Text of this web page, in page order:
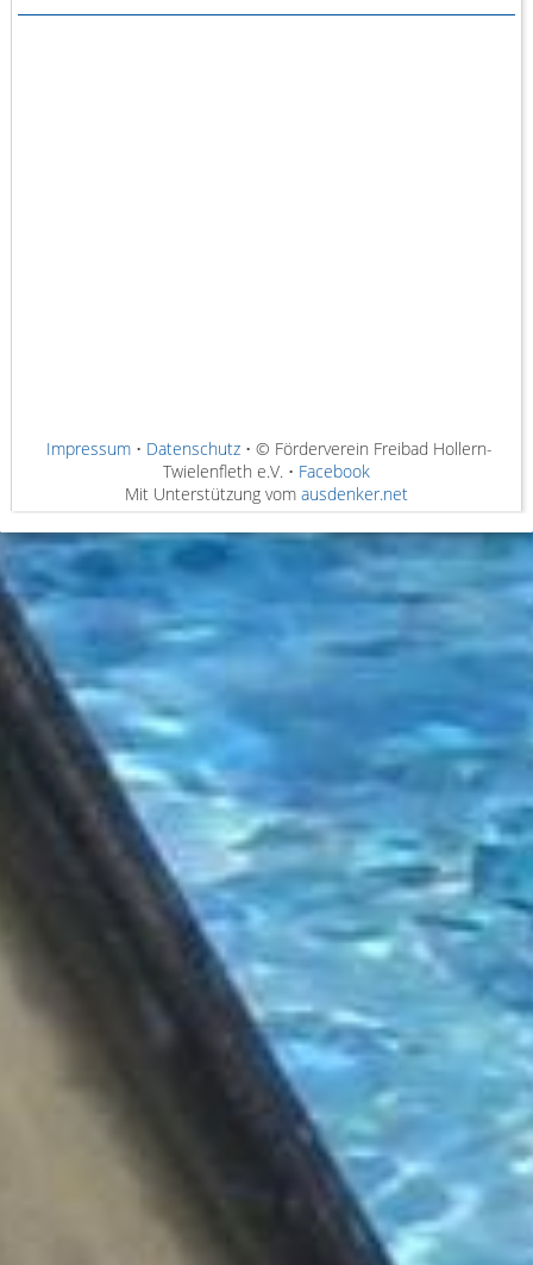
Impressum• Datenschutz• © Förderverein Freibad Hollern-
Twielenfleth e.V. • Facebook
Mit Unterstützung vom ausdenker.net